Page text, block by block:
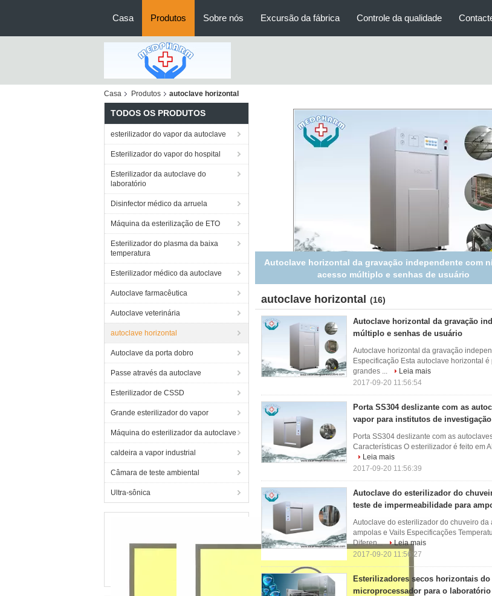
Casa Produtos Sobre nós Excursão da fábrica Controle da qualidade
Casa Produtos autoclave horizontal
TODOS OS PRODUTOS
esterilizador do vapor da autoclave
Esterilizador do vapor do hospital
Esterilizador da autoclave do
laboratório
Disinfector médico da arruela
Máquina da esterilização de ETO
Esterilizador do plasma da baixa
temperatura
Esterilizador médico da autoclave
Autoclave farmacêutica
Autoclave veterinária
autoclave horizontal
Autoclave da porta dobro
Passe através da autoclave
Esterilizador de CSSD
Grande esterilizador do vapor
Máquina do esterilizador da autoclave
caldeira a vapor industrial
Câmara de teste ambiental
Ultra-sônica
Porta SS304 deslizante com as autoclaves horizontais
de vapor para institutos de investigação
autoclave horizontal (16)
Autoclave horizontal da gravação
múltiplo e senhas de usuário
Autoclave horizontal da gravação
Especificação Esta autoclave horizontal
grandes ...
Leia mais
2017-09-20 11:56:54
Porta SS304 deslizante com as
vapor para institutos de investigação
Porta SS304 deslizante com as
Características O esterilizador é feito em
Leia mais
2017-09-20 11:56:39
Autoclave do esterilizador do
teste de impermeabilidade para
Autoclave do esterilizador do chuveiro
ampolas e Vails Especificações
Diferen...
Leia mais
2017-09-20 11:56:27
Esterilizadores secos horizontais
microprocessador para o laboratório